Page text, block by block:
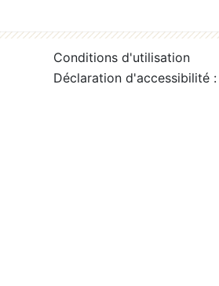
Conditions d'utilisation
Déclaration d'accessibilité